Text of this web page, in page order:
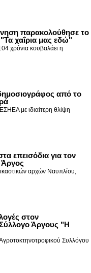
παρακολούθησε το
χαΐρια μας εδώ"
χρόνια κουβαλάει η
από το
με ιδιαίτερη θλίψη
επεισόδια για τον
αρχών Ναυπλίου,
στον
Άργους "Η
Συλλόγου